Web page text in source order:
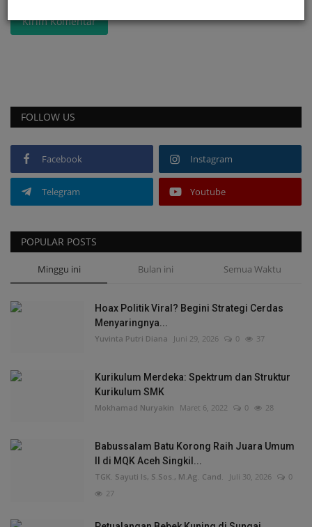
Kirim Komentar
FOLLOW US
Facebook Instagram
Telegram Youtube
POPULAR POSTS
Minggu ini Bulan ini Semua Waktu
Hoax Politik Viral? Begini Strategi Cerdas
Menyaringnya...
Yuvinta Putri Diana Juni 29, 2026 0 37
Kurikulum Merdeka: Spektrum dan Struktur
Kurikulum SMK
Mokhamad Nuryakin Maret 6, 2022 0 28
Babussalam Batu Korong Raih Juara Umum
II di MQK Aceh Singkil...
TGK. Sayuti Is, S.Sos., M.Ag. Cand. Juli 30, 2026
0
27